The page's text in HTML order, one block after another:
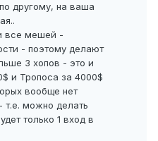
другому, на ваша
все мешей -
- поэтому делают
3 хопов - это и
и Тропоса за 4000$
вообще нет
т.е. можно делать
только 1 вход в